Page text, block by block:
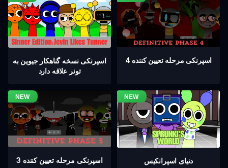
اسپرنکی نسخه گناهکار جیوین به
تونر علاقه دارد
اسپرنکی مرحله تعیین کننده 4
اسپرنکی مرحله تعیین کننده 3 دنیای اسپرانکیس